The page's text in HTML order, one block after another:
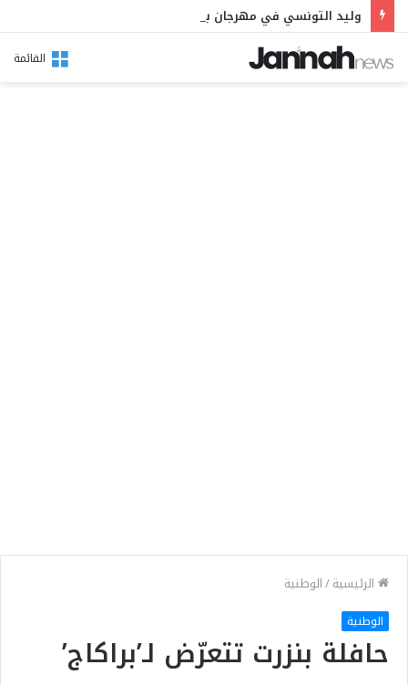
القائمة
الرئيسية/الوطنية
الوطنية
حافلة بنزرت تتعرّض لـ’براكاج’